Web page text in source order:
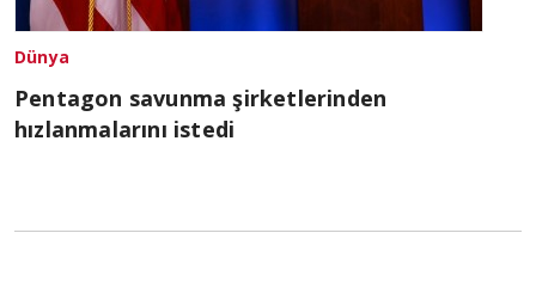
Dünya
Pentagon savunma şirketlerinden
hızlanmalarını istedi